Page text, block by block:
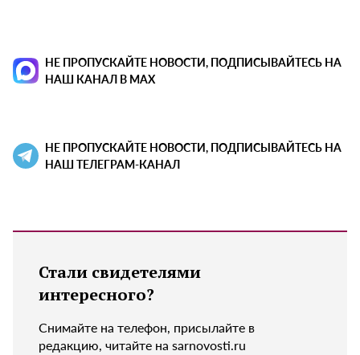
НЕ ПРОПУСКАЙТЕ НОВОСТИ, ПОДПИСЫВАЙТЕСЬ НА
НАШ КАНАЛ В MAX
НЕ ПРОПУСКАЙТЕ НОВОСТИ, ПОДПИСЫВАЙТЕСЬ НА
НАШ ТЕЛЕГРАМ-КАНАЛ
Стали свидетелями
интересного?
Снимайте на телефон, присылайте в
редакцию, читайте на sarnovosti.ru